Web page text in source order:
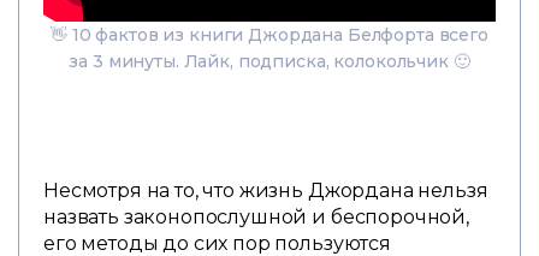
👋 10 фактов из книги Джордана Белфорта всего
за 3 минуты. Лайк, подписка, колокольчик 🙂
Несмотря на то, что жизнь Джордана нельзя
назвать законопослушной и беспорочной,
его методы до сих пор пользуются